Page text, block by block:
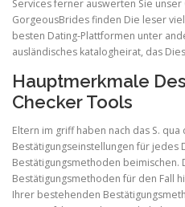
Services ferner auswerten Sie
GorgeousBrides finden Die leser
besten Dating-Plattformen unter
ausländisches katalogheirat, das
Hauptmerkmale
Checker Tools
Eltern im griff haben nach das S.
Bestätigungseinstellungen für
Bestätigungsmethoden beimischen.
Bestätigungsmethoden für den Fall
Ihrer bestehenden